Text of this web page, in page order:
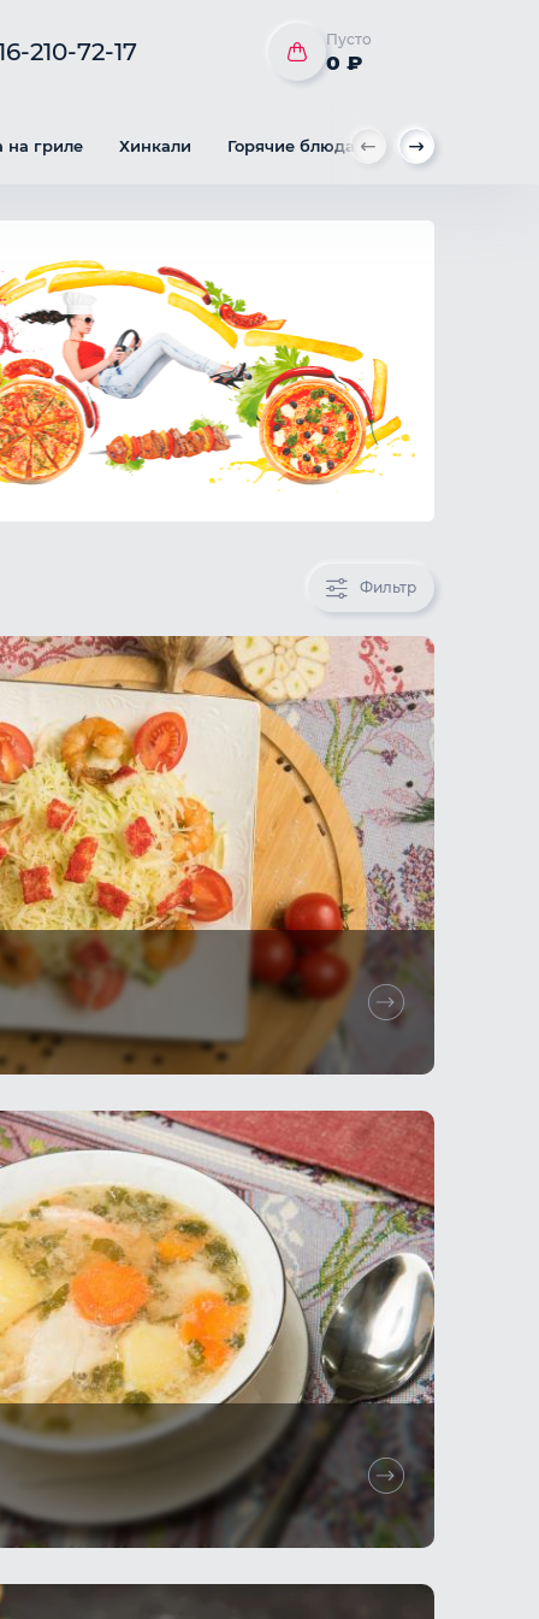
210-72-17 Пусто
0 ₽
на гриле Хинкали Горячие блюда Гарнир
Фильтр